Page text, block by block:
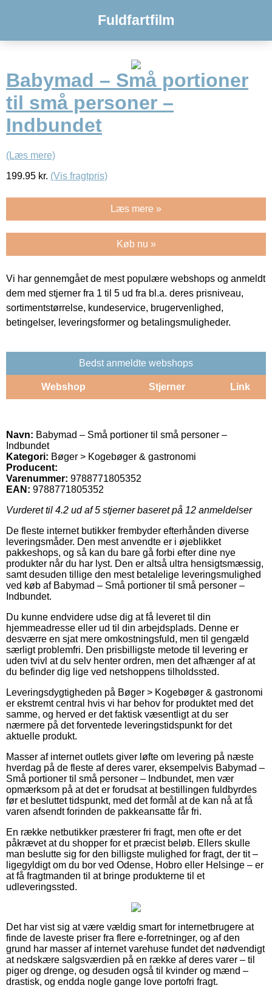
Fuldfartfilm
Babymad – Små portioner
til små personer –
Indbundet
(Læs mere)
199.95 kr. (Vis fragtpris)
Læs mere »
Køb nu »
Vi har gennemgået de mest populære webshops og anmeldt
dem med stjerner fra 1 til 5 ud fra bl.a. deres prisniveau,
sortimentstørrelse, kundeservice, brugervenlighed,
betingelser, leveringsformer og betalingsmuligheder.
Bedst anmeldte webshops
Webshop Stjerner Link
Navn: Babymad – Små portioner til små personer –
Indbundet
Kategori: Bøger > Kogebøger & gastronomi
Producent:
Varenummer: 9788771805352
EAN: 9788771805352
Vurderet til 4.2 ud af 5 stjerner baseret på 12 anmeldelser
De fleste internet butikker frembyder efterhånden diverse
leveringsmåder. Den mest anvendte er i øjeblikket
pakkeshops, og så kan du bare gå forbi efter dine nye
produkter når du har lyst. Den er altså ultra hensigtsmæssig,
samt desuden tillige den mest betalelige leveringsmulighed
ved køb af Babymad – Små portioner til små personer –
Indbundet.
Du kunne endvidere udse dig at få leveret til din
hjemmeadresse eller ud til din arbejdsplads. Denne er
desværre en sjat mere omkostningsfuld, men til gengæld
særligt problemfri. Den prisbilligste metode til levering er
uden tvivl at du selv henter ordren, men det afhænger af at
du befinder dig lige ved netshoppens tilholdssted.
Leveringsdygtigheden på Bøger > Kogebøger & gastronomi
er ekstremt central hvis vi har behov for produktet med det
samme, og herved er det faktisk væsentligt at du ser
nærmere på det forventede leveringstidspunkt for det
aktuelle produkt.
Masser af internet outlets giver løfte om levering på næste
hverdag på de fleste af deres varer, eksempelvis Babymad –
Små portioner til små personer – Indbundet, men vær
opmærksom på at det er forudsat at bestillingen fuldbyrdes
før et besluttet tidspunkt, med det formål at de kan nå at få
varen afsendt forinden de pakkeansatte får fri.
En række netbutikker præsterer fri fragt, men ofte er det
påkrævet at du shopper for et præcist beløb. Ellers skulle
man beslutte sig for den billigste mulighed for fragt, der tit –
ligegyldigt om du bor ved Odense, Hobro eller Helsinge – er
at få fragtmanden til at bringe produkterne til et
udleveringssted.
Det har vist sig at være vældig smart for internetbrugere at
finde de laveste priser fra flere e-forretninger, og af den
grund har masser af internet varehuse fundet det nødvendigt
at nedskære salgsværdien på en række af deres varer – til
piger og drenge, og desuden også til kvinder og mænd –
drastisk, og endda nogle gange love portofri fragt.